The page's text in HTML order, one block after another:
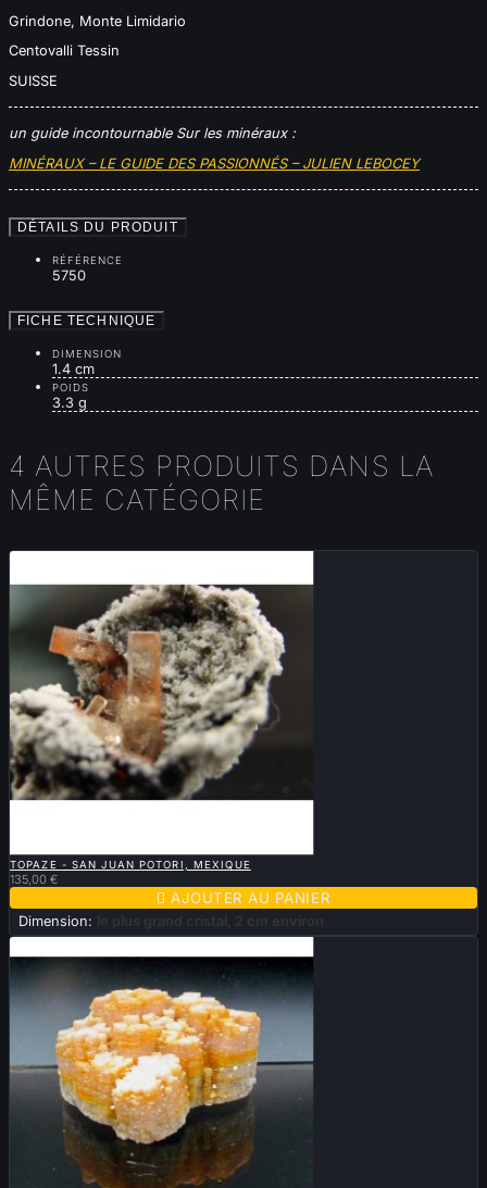
Grindone, Monte Limidario
Centovalli Tessin
SUISSE
un guide incontournable Sur les minéraux:
MINÉRAUX – LE GUIDE DES PASSIONNÉS – JULIEN LEBOCEY
DÉTAILS DU PRODUIT
RÉFÉRENCE
5750
FICHE TECHNIQUE
DIMENSION
1.4 cm
POIDS
3.3 g
4 AUTRES PRODUITS DANS LA
MÊME CATÉGORIE
TOPAZE - SAN JUAN POTORI, MEXIQUE
135,00 €
 AJOUTER AU PANIER
Dimension: le plus grand cristal, 2 cm environ